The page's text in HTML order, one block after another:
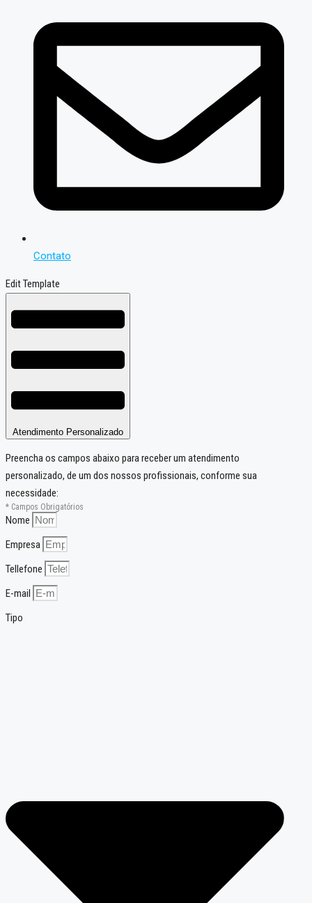
Contato
Edit Template
Atendimento Personalizado
Preencha os campos abaixo para receber um atendimento
personalizado, de um dos nossos profissionais, conforme sua
necessidade:
* Campos Obrigatórios
Nome
Empresa
Tellefone
E-mail
Tipo